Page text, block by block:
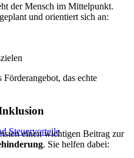
Steuervorteile
der Mensch im Mittelpunkt.
und orientiert sich an:
Förderangebot, das echte
einen wichtigen Beitrag zur
. Sie helfen dabei: